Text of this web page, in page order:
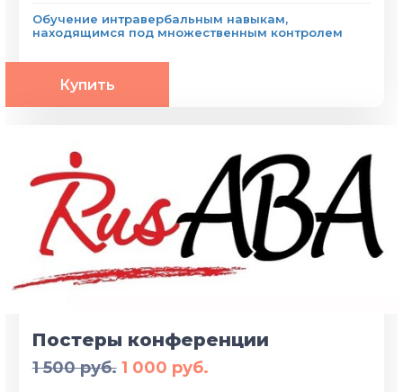
Обучение интравербальным навыкам,
находящимся под множественным контролем
Купить
Постеры конференции
1 500 руб.1 000 руб.